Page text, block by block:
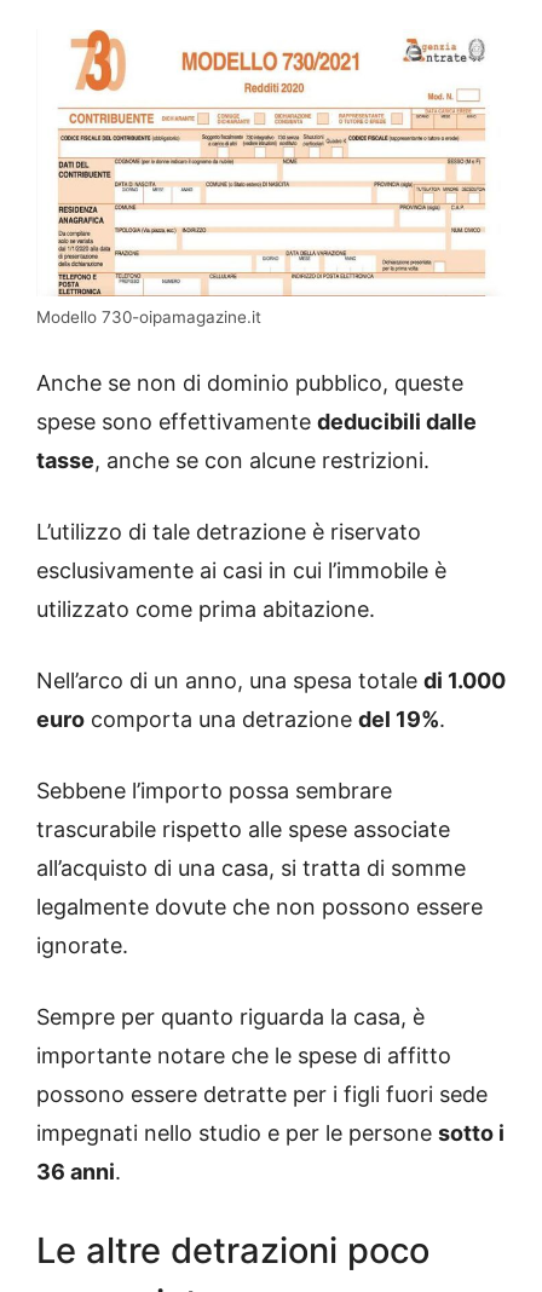
Modello 730-oipamagazine.it
Anche se non di dominio pubblico, queste
spese sono effettivamente deducibili dalle
tasse, anche se con alcune restrizioni.
L’utilizzo di tale detrazione è riservato
esclusivamente ai casi in cui l’immobile è
utilizzato come prima abitazione.
Nell’arco di un anno, una spesa totale di 1.000
euro comporta una detrazione del 19%.
Sebbene l’importo possa sembrare
trascurabile rispetto alle spese associate
all’acquisto di una casa, si tratta di somme
legalmente dovute che non possono essere
ignorate.
Sempre per quanto riguarda la casa, è
importante notare che le spese di affitto
possono essere detratte per i figli fuori sede
impegnati nello studio e per le persone sotto i
36 anni.
Le altre detrazioni poco